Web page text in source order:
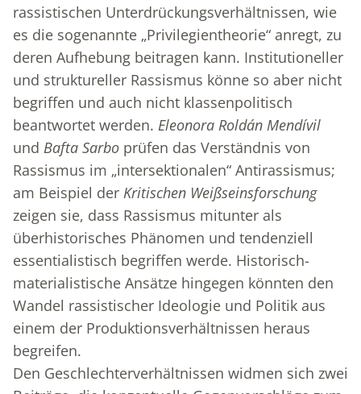
rassistischen Unterdrückungsverhältnissen, wie
es die sogenannte „Privilegientheorie“ anregt, zu
deren Aufhebung beitragen kann. Institutioneller
und struktureller Rassismus könne so aber nicht
begriffen und auch nicht klassenpolitisch
beantwortet werden. Eleonora Roldán Mendívil
und Bafta Sarbo prüfen das Verständnis von
Rassismus im „intersektionalen“ Antirassismus;
am Beispiel der Kritischen Weißseinsforschung
zeigen sie, dass Rassismus mitunter als
überhistorisches Phänomen und tendenziell
essentialistisch begriffen werde. Historisch-
materialistische Ansätze hingegen könnten den
Wandel rassistischer Ideologie und Politik aus
einem der Produktionsverhältnissen heraus
begreifen.
Den Geschlechterverhältnissen widmen sich zwei